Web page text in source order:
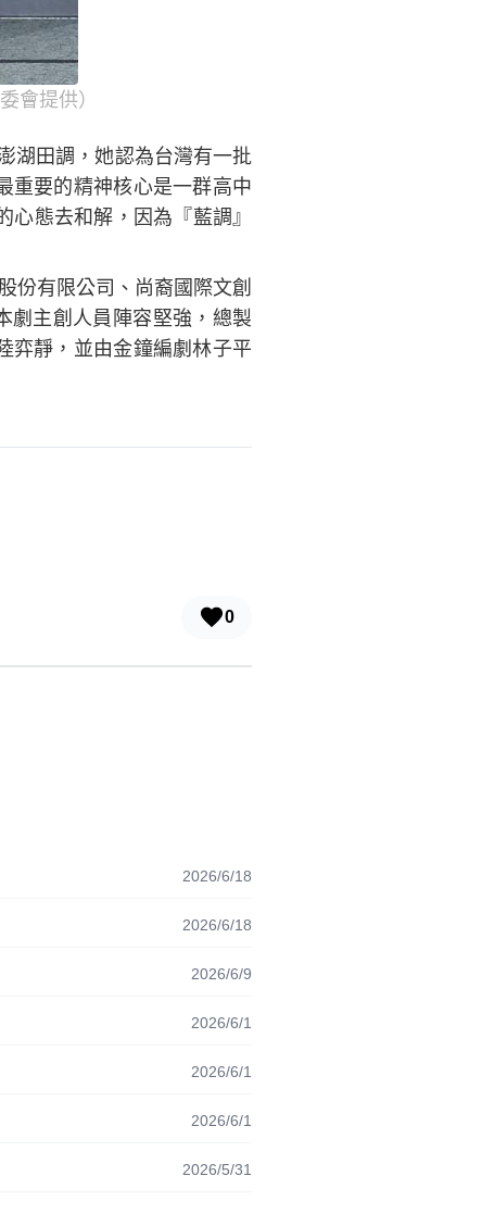
會提供）
湖田調，她認為台灣有一批
重要的精神核心是一群高中
態去和解，因為『藍調』
份有限公司、尚裔國際文創
劇主創人員陣容堅強，總製
弈靜，並由金鐘編劇林子平
0
2026/6/18
2026/6/18
2026/6/9
2026/6/1
2026/6/1
2026/6/1
2026/5/31